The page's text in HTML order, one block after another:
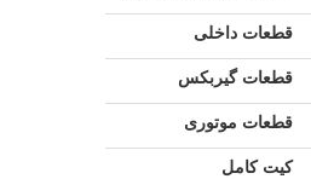
قطعات داخلی
قطعات گیربکس
قطعات موتوری
کیت کامل